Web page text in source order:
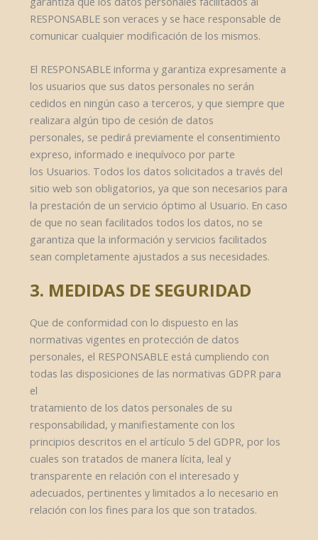
RESPONSABLE son veraces y se hace responsable de
comunicar cualquier modificación de los mismos.
El RESPONSABLE informa y garantiza expresamente a
los usuarios que sus datos personales no serán
cedidos en ningún caso a terceros, y que siempre que
realizara algún tipo de cesión de datos
personales, se pedirá previamente el consentimiento
expreso, informado e inequívoco por parte
los Usuarios. Todos los datos solicitados a través del
sitio web son obligatorios, ya que son necesarios para
la prestación de un servicio óptimo al Usuario. En caso
de que no sean facilitados todos los datos, no se
garantiza que la información y servicios facilitados
sean completamente ajustados a sus necesidades.
3. MEDIDAS DE SEGURIDAD
Que de conformidad con lo dispuesto en las
normativas vigentes en protección de datos
personales, el RESPONSABLE está cumpliendo con
todas las disposiciones de las normativas GDPR para
el
tratamiento de los datos personales de su
responsabilidad, y manifiestamente con los
principios descritos en el artículo 5 del GDPR, por los
cuales son tratados de manera lícita, leal y
transparente en relación con el interesado y
adecuados, pertinentes y limitados a lo necesario en
relación con los fines para los que son tratados.